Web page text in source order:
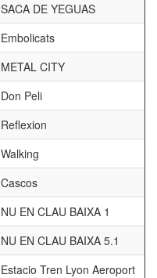
SACA DE YEGUAS
Embolicats
METAL CITY
Don Peli
Reflexion
Walking
Cascos
NU EN CLAU BAIXA 1
NU EN CLAU BAIXA 5.1
Estacio Tren Lyon Aeroport